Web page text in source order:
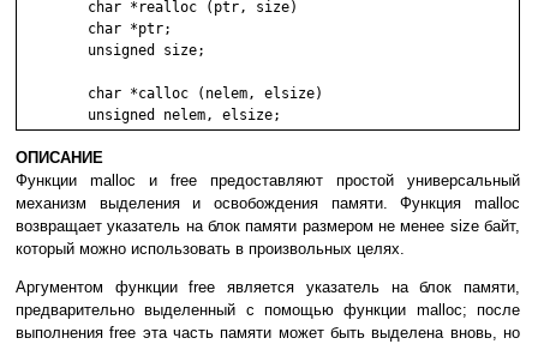
ОПИСАНИЕ
Функции malloc и free предоставляют простой универсальный
механизм выделения и освобождения памяти. Функция malloc
возвращает указатель на блок памяти размером не менее size байт,
который можно использовать в произвольных целях.
Аргументом функции free является указатель на блок памяти,
предварительно выделенный с помощью функции malloc; после
выполнения free эта часть памяти может быть выделена вновь, но